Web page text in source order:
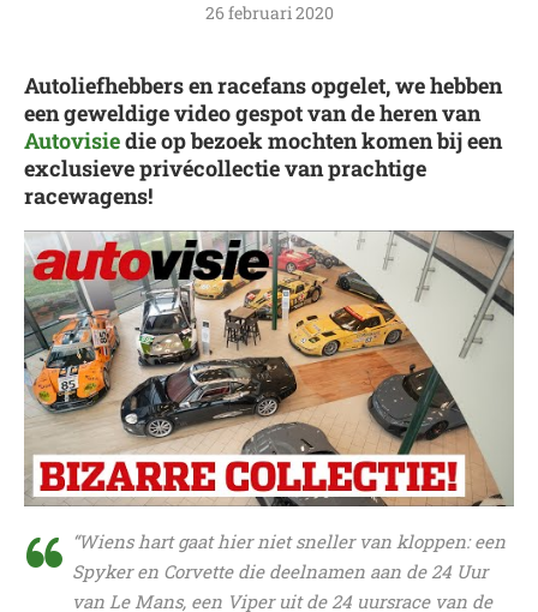
26 februari 2020
Autoliefhebbers en racefans opgelet, we hebben
een geweldige video gespot van de heren van
Autovisiedie op bezoek mochten komen bij een
exclusieve privécollectie van prachtige
racewagens!
“Wiens hart gaat hier niet sneller van kloppen: een
Spyker en Corvette die deelnamen aan de 24 Uur
van Le Mans, een Viper uit de 24 uursrace van de